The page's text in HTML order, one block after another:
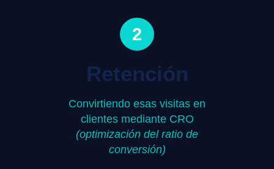
2
Retención
Convirtiendo esas visitas en
clientes mediante CRO
(optimización del ratio de
conversión)